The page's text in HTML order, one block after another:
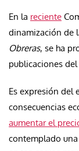
En la reciente
dinamización de
Obreras, se ha
publicaciones del
Es expresión del
consecuencias
aumentar el
contemplado